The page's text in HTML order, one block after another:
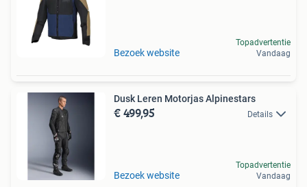
Bezoek website
Topadvertentie
Vandaag
Dusk Leren Motorjas Alpinestars
€ 499,95 Details
Bezoek website
Topadvertentie
Vandaag